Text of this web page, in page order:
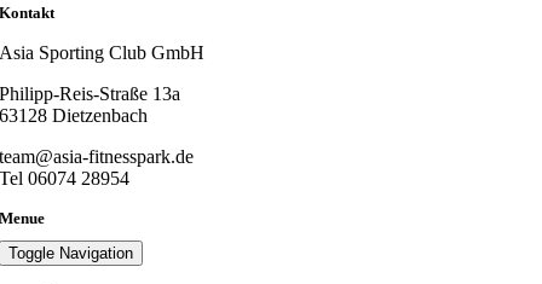
Kontakt
Asia Sporting Club GmbH
Philipp-Reis-Straße 13a
63128 Dietzenbach
team@asia-fitnesspark.de
Tel 06074 28954
Menue
Toggle Navigation